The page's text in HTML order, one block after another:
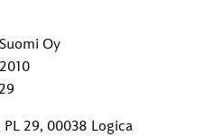
Oy
29, 00038 Logica